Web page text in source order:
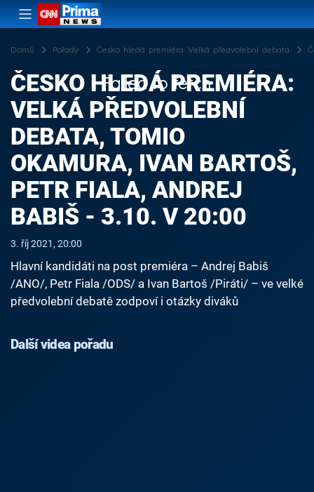
Domů Pořady Česko hledá premiéra: Velká předvolební debata
Failed to fetch
ČESKO HLEDÁ PREMIÉRA:
VELKÁ PŘEDVOLEBNÍ
DEBATA, TOMIO
OKAMURA, IVAN BARTOŠ,
PETR FIALA, ANDREJ
BABIŠ - 3.10. V 20:00
3. říj 2021, 20:00
Hlavní kandidáti na post premiéra – Andrej Babiš
/ANO/, Petr Fiala /ODS/ a Ivan Bartoš /Piráti/ – ve velké
předvolební debatě zodpoví i otázky diváků
Další videa pořadu